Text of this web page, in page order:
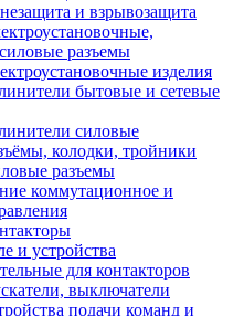
и взрывозащита
разъемы
изделия
бытовые и сетевые
силовые
колодки, тройники
разъемы
коммутационное и
и устройства
для контакторов
выключатели
подачи команд и